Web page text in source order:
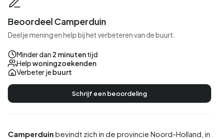
Camperduin bevindt zich in de provincie Noord-Holland , in
Beoordeel Camperduin
Deel je mening en help bij het verbeteren van de buurt.
Minder dan 2 minutentijd
Helpwoningzoekenden
Verbeter jebuurt
Schrijf een beoordeling